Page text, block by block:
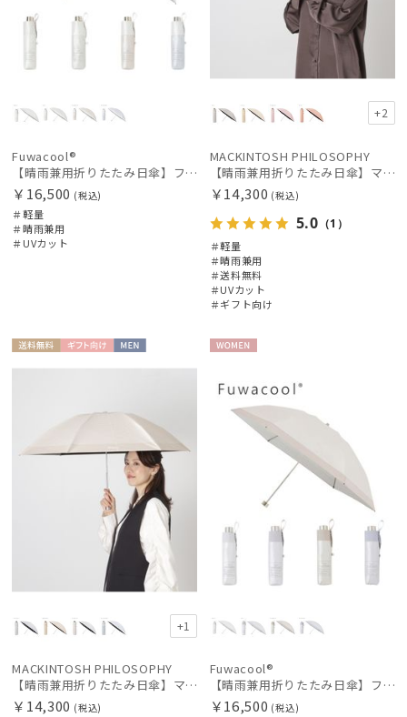
Fuwacool®
【晴雨兼用折りたたみ日傘】フワクール®ホワイト（Fuwacool® White）バイカラー 1級遮光 遮熱 UV99%以上
￥16,500 (税込)
＃軽量
＃晴雨兼用
＃UVカット
+2
MACKINTOSH PHILOSOPHY
【晴雨兼用折りたたみ日傘】マッキントッシュ フィロソフィー (MACKINTOSH PHILOSOPHY)シャンブレーワンポイントロゴ
￥14,300 (税込)
5.0 （1）
＃軽量
＃晴雨兼用
＃送料無料
＃UVカット
＃ギフト向け
+1
MACKINTOSH PHILOSOPHY
【晴雨兼用折りたたみ日傘】マッキントッシュ フィロソフィー (MACKINTOSH PHILOSOPHY) ボーダー
￥14,300 (税込)
N
Fuwacool®
【晴雨兼用折りたたみ日傘】フワクール®ホワイト（Fuwacool® White）トーンonトーン
￥16,500 (税込)